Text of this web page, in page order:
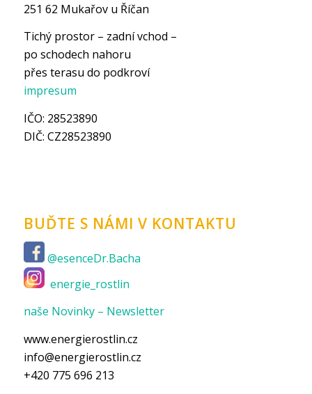
251 62 Mukařov u Říčan
Tichý prostor – zadní vchod –
po schodech nahoru
přes terasu do podkroví
impresum
IČO: 28523890
DIČ: CZ28523890
BUĎTE S NÁMI V KONTAKTU
@esenceDr.Bacha
energie_rostlin
naše Novinky – Newsletter
www.energierostlin.cz
info@energierostlin.cz
+420 775 696 213